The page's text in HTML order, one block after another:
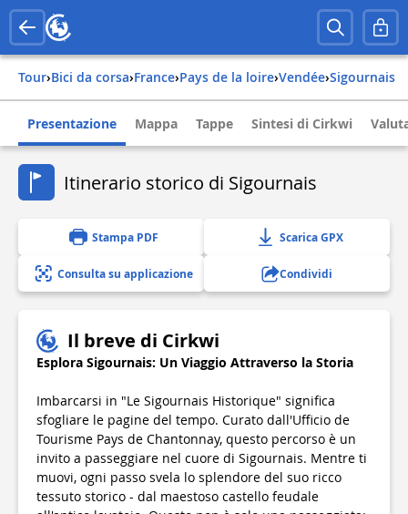
Tour› Bici da corsa› france› pays de la loire› vendée› sigournais
Presentazione Mappa Tappe Sintesi di Cirkwi
Itinerario storico di Sigournais
Stampa PDF Scarica GPX
Consulta su applicazione Condividi
Il breve di Cirkwi
Esplora Sigournais: Un Viaggio Attraverso la Storia
Imbarcarsi in "Le Sigournais Historique" significa
sfogliare le pagine del tempo. Curato dall'Ufficio de
Tourisme Pays de Chantonnay, questo percorso è un
invito a passeggiare nel cuore di Sigournais. Mentre ti
muovi, ogni passo svela lo splendore del suo ricco
tessuto storico - dal maestoso castello feudale